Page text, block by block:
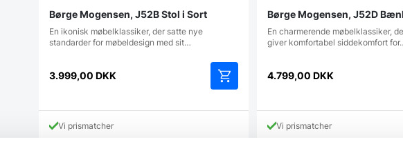
Børge Mogensen, J52B Stol i Sort
En ikonisk møbelklassiker, der satte nye
standarder for møbeldesign med sit…
3.999,00 DKK
Vi prismatcher
Børge Mogensen, J52D
En charmerende møbelklassiker,
giver komfortabel siddekomfort
4.799,00DKK
Vi prismatcher